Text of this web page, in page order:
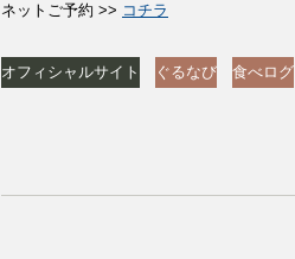
ネットご予約 >> コチラ
オフィシャルサイト ぐるなび 食べログ